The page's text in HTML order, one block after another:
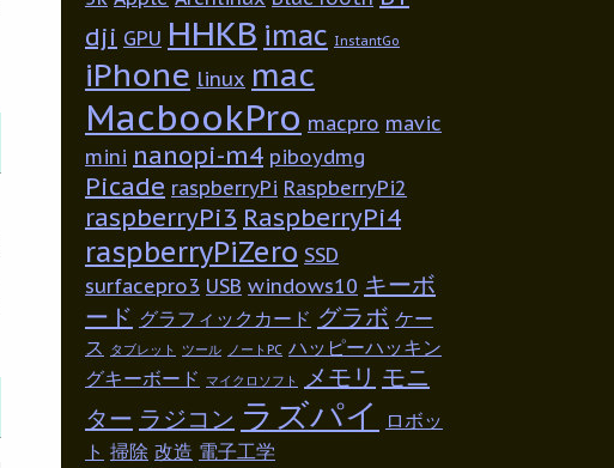
dji GPU HHKB imac InstantGo
iPhone linux mac
MacbookPro macpro mavic
mini nanopi-m4 piboydmg
Picade raspberryPi RaspberryPi2
raspberryPi3 RaspberryPi4
raspberryPiZero SSD
surfacepro3 USB windows10 キーボ
ード グラフィックカード グラボ ケー
ス タブレット ツール ノートPC ハッピーハッキン
グキーボード マイクロソフト メモリ モニ
ター ラジコン ラズパイ
ロボッ
ト 掃除 改造 電子工学